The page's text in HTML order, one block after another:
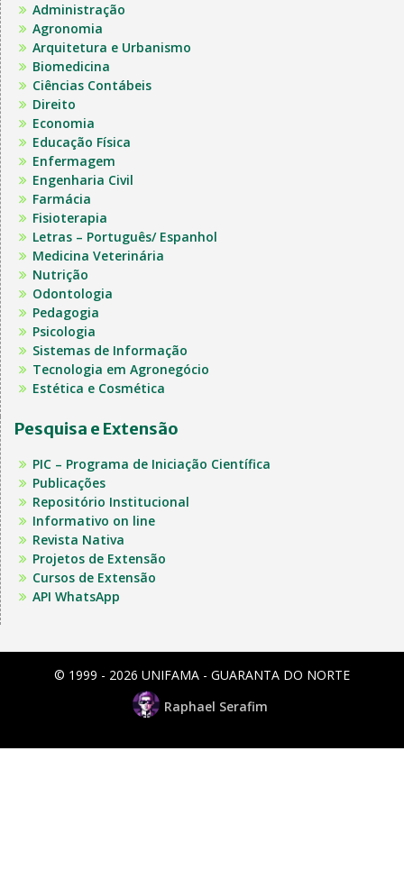
Administração
Agronomia
Arquitetura e Urbanismo
Biomedicina
Ciências Contábeis
Direito
Economia
Educação Física
Enfermagem
Engenharia Civil
Farmácia
Fisioterapia
Letras – Português/ Espanhol
Medicina Veterinária
Nutrição
Odontologia
Pedagogia
Psicologia
Sistemas de Informação
Tecnologia em Agronegócio
Estética e Cosmética
Pesquisa e Extensão
PIC – Programa de Iniciação Científica
Publicações
Repositório Institucional
Informativo on line
Revista Nativa
Projetos de Extensão
Cursos de Extensão
API WhatsApp
© 1999 - 2026 UNIFAMA - GUARANTA DO NORTE
Raphael Serafim